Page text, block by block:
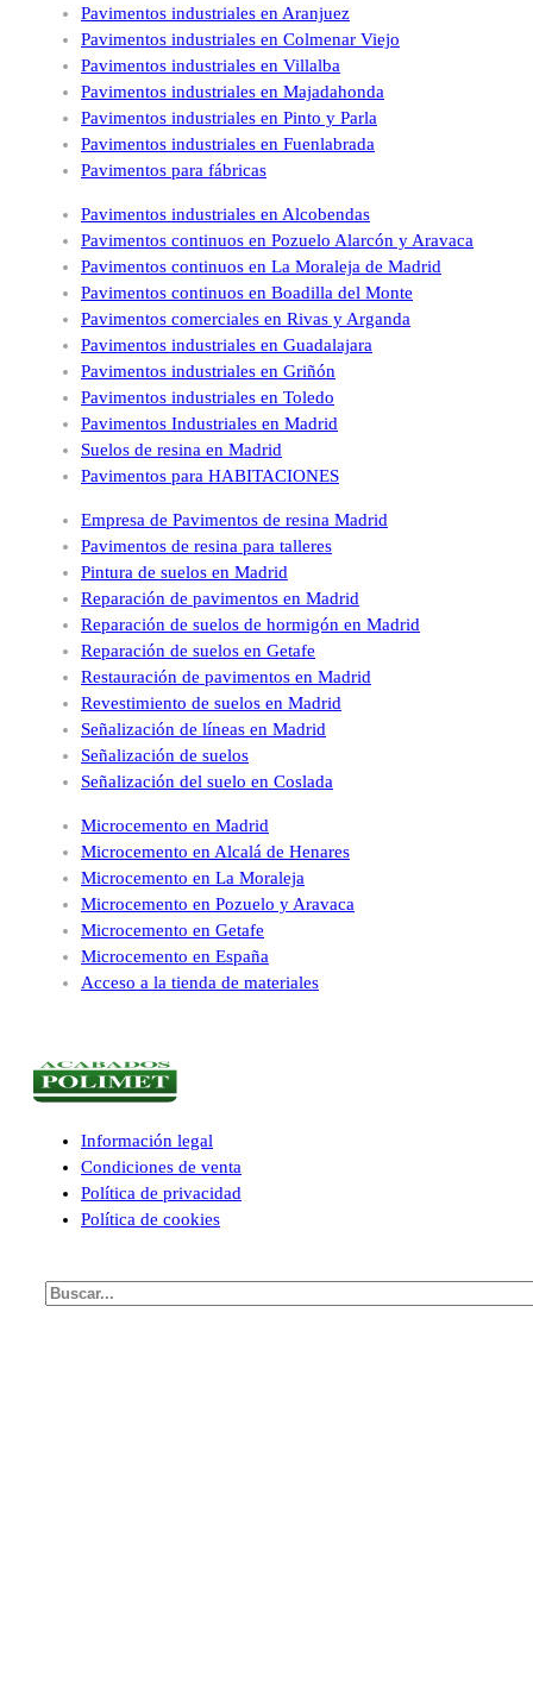
Pavimentos industriales en Aranjuez
Pavimentos industriales en Colmenar Viejo
Pavimentos industriales en Villalba
Pavimentos industriales en Majadahonda
Pavimentos industriales en Pinto y Parla
Pavimentos industriales en Fuenlabrada
Pavimentos para fábricas
Pavimentos industriales en Alcobendas
Pavimentos continuos en Pozuelo Alarcón y Aravaca
Pavimentos continuos en La Moraleja de Madrid
Pavimentos continuos en Boadilla del Monte
Pavimentos comerciales en Rivas y Arganda
Pavimentos industriales en Guadalajara
Pavimentos industriales en Griñón
Pavimentos industriales en Toledo
Pavimentos Industriales en Madrid
Suelos de resina en Madrid
Pavimentos para HABITACIONES
Empresa de Pavimentos de resina Madrid
Pavimentos de resina para talleres
Pintura de suelos en Madrid
Reparación de pavimentos en Madrid
Reparación de suelos de hormigón en Madrid
Reparación de suelos en Getafe
Restauración de pavimentos en Madrid
Revestimiento de suelos en Madrid
Señalización de líneas en Madrid
Señalización de suelos
Señalización del suelo en Coslada
Microcemento en Madrid
Microcemento en Alcalá de Henares
Microcemento en La Moraleja
Microcemento en Pozuelo y Aravaca
Microcemento en Getafe
Microcemento en España
Acceso a la tienda de materiales
Información legal
Condiciones de venta
Política de privacidad
Política de cookies
Buscar